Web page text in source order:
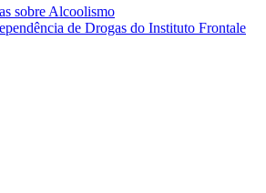
sobre Alcoolismo
de Drogas do Instituto Frontale